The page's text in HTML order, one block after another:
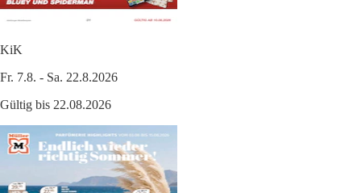
KiK
Fr. 7.8. - Sa. 22.8.2026
Gültig bis 22.08.2026